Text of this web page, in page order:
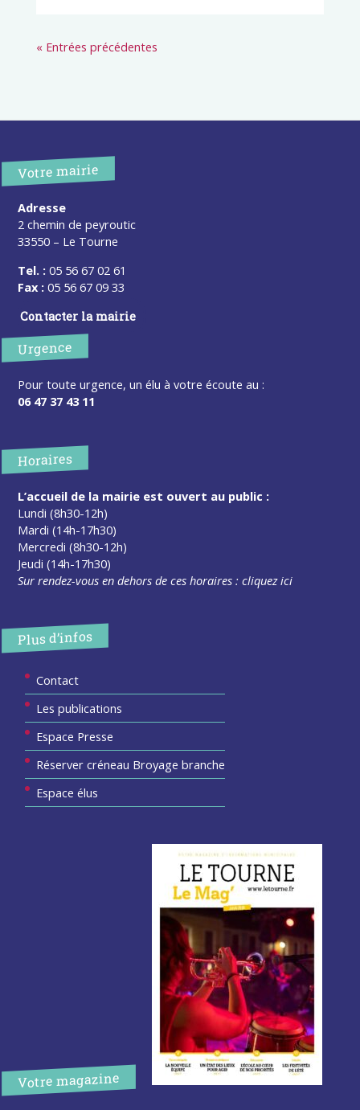
« Entrées précédentes
Votre mairie
Adresse
2 chemin de peyroutic
33550 – Le Tourne
Tel. : 05 56 67 02 61
Fax : 05 56 67 09 33
Contacter la mairie
Urgence
Pour toute urgence, un élu à votre écoute au :
06 47 37 43 11
Horaires
L’accueil de la mairie est ouvert au public :
Lundi (8h30-12h)
Mardi (14h-17h30)
Mercredi (8h30-12h)
Jeudi (14h-17h30)
Sur rendez-vous en dehors de ces horaires :cliquez ici
Plus d’infos
Contact
Les publications
Espace Presse
Réserver créneau Broyage branche
Espace élus
Votre magazine